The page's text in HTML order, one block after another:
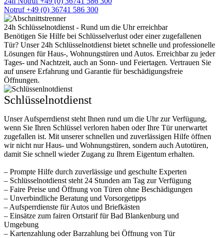
Notruf +49 (0) 36741 586 300
24h Schlüsselnotdienst - Rund um die Uhr erreichbar
Benötigen Sie Hilfe bei Schlüsselverlust oder einer zugefallenen
Tür? Unser 24h Schlüsselnotdienst bietet schnelle und professionelle
Lösungen für Haus-, Wohnungstüren und Autos. Erreichbar zu jeder
Tages- und Nachtzeit, auch an Sonn- und Feiertagen. Vertrauen Sie
auf unsere Erfahrung und Garantie für beschädigungsfreie
Öffnungen.
Schlüsselnotdienst
Unser Aufsperrdienst steht Ihnen rund um die Uhr zur Verfügung,
wenn Sie Ihren Schlüssel verloren haben oder Ihre Tür unerwartet
zugefallen ist. Mit unserer schnellen und zuverlässigen Hilfe öffnen
wir nicht nur Haus- und Wohnungstüren, sondern auch Autotüren,
damit Sie schnell wieder Zugang zu Ihrem Eigentum erhalten.
– Prompte Hilfe durch zuverlässige und geschulte Experten
– Schlüsselnotdienst steht 24 Stunden am Tag zur Verfügung
– Faire Preise und Öffnung von Türen ohne Beschädigungen
– Unverbindliche Beratung und Vorsorgetipps
– Aufsperrdienste für Autos und Briefkästen
– Einsätze zum fairen Ortstarif für Bad Blankenburg und
Umgebung
– Kartenzahlung oder Barzahlung bei Öffnung von Tür